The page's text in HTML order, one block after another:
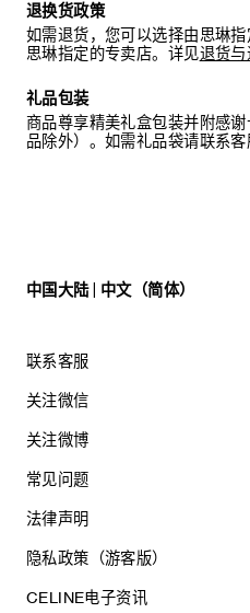
退换货政策
如需退货，您可以选择由思琳
思琳指定的专卖店。详见退货与
礼品包装
商品尊享精美礼盒包装并附感
品除外）。如需礼品袋请联系客
中国大陆 | 中文（简体）
联系客服
关注微信
关注微博
常见问题
法律声明
隐私政策（游客版）
CELINE电子资讯